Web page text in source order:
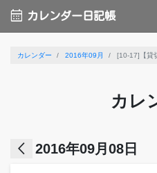
calendar_month カレンダー日記帳
カレンダー 2016年09月 [10-17]【貸
カレ
arrow_back_ios 2016年09月08日